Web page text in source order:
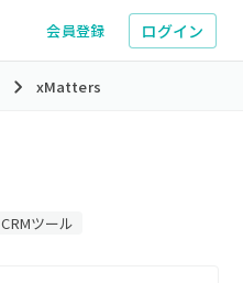
会員登録 ログイン
xMatters
CRMツール